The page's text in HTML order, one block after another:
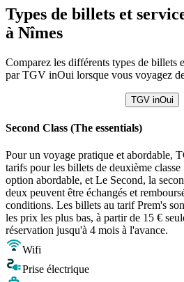
Types de billets et
à Nîmes
Comparez les différents types de billets
par TGV inOui lorsque vous voyagez
TGV inOui
Second Class (The essentials)
Pour un voyage pratique et abordable,
tarifs pour les billets de deuxième
option abordable, et Le Second, la
deux peuvent être échangés et
conditions. Les billets au tarif Prem's
les prix les plus bas, à partir de 15 €
réservation jusqu'à 4 mois à l'avance.
Wifi
Prise électrique